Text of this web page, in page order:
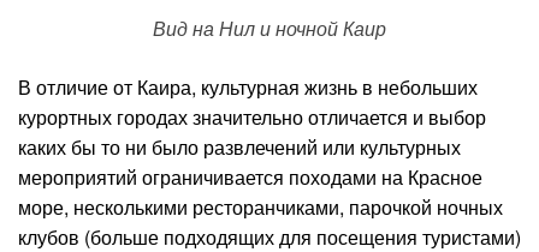
Вид на Нил и ночной Каир
В отличие от Каира, культурная жизнь в небольших
курортных городах значительно отличается и выбор
каких бы то ни было развлечений или культурных
мероприятий ограничивается походами на Красное
море, несколькими ресторанчиками, парочкой ночных
клубов (больше подходящих для посещения туристами)